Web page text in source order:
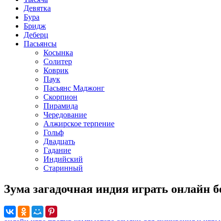
Девятка
Бура
Бридж
Деберц
Пасьянсы
Косынка
Солитер
Коврик
Паук
Пасьянс Маджонг
Скорпион
Пирамида
Чередование
Алжирское терпение
Гольф
Двадцать
Гадание
Индийский
Старинный
Зума загадочная индия играть онлайн